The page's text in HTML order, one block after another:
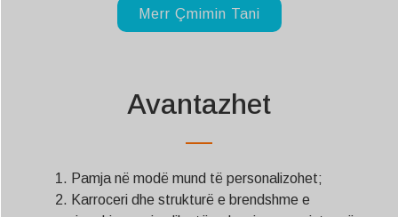
Merr Çmimin Tani
Avantazhet
Pamja në modë mund të personalizohet;
Karroceri dhe strukturë e brendshme e